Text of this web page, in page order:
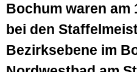
Bochum waren am
bei den
Bezirksebene im